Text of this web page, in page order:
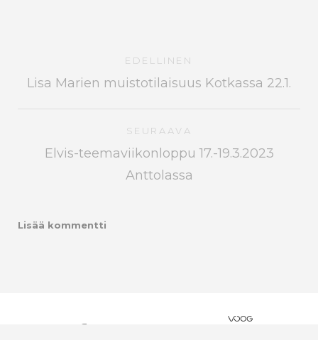
EDELLINEN
Lisa Marien muistotilaisuus Kotkassa 22.1.
SEURAAVA
Elvis-teemaviikonloppu 17.-19.3.2023
Anttolassa
Lisää kommentti